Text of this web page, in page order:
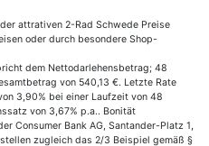
attrativen 2-Rad Schwede Preise
oder durch besondere Shop-
dem Nettodarlehensbetrag; 48
von 540,13 €. Letzte Rate
3,90% bei einer Laufzeit von 48
von 3,67% p.a.. Bonität
Consumer Bank AG, Santander-Platz 1,
zugleich das 2/3 Beispiel gemäß §